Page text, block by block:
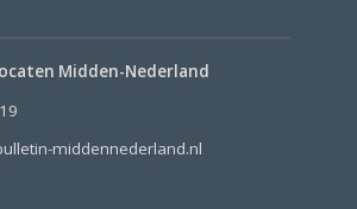
Midden-Nederland
middennederland.nl